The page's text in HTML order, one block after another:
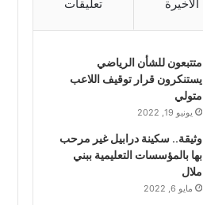
الأخيرة تعليقات
متتبعون للشأن الرياضي
يستنكرون قرار توقيف اللاعب
متولي
يونيو 19, 2022
وثيقة.. سكينة درابيل غير مرحب
بها بالمؤسسات التعليمية ببني
ملال
مايو 6, 2022